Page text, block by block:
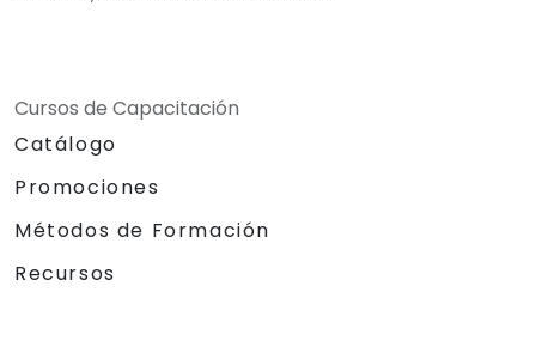
Cursos de Capacitación
Catálogo
Promociones
Métodos de Formación
Recursos